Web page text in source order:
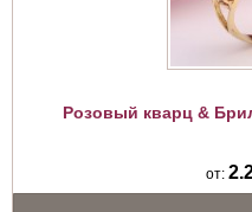
Розовый кварц &
от: